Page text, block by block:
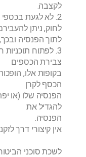
לקצבה.
2. לא לגעת
לחוק, ניתן
לתוך הפנסיה
3. לפתוח
צבירת הכספים
בקופות אלו,
הכסף לקרן
הפנסיה שלו (או
להגדיל את
הפנסיה.
אין קיצורי דרך
לשכת סוכני